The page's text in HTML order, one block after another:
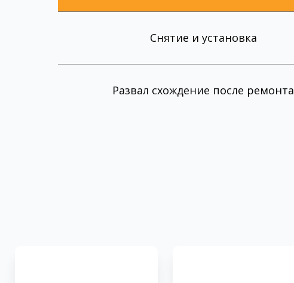
Снятие и установка
Развал схождение после ремонта